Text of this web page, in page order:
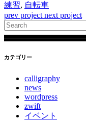
練習, 自転車
prev project next project
Search
for:
カテゴリー
calligraphy
news
wordpress
zwift
イベント